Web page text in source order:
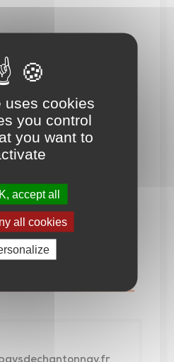
à 12H
uses cookies
you control
you want to
accept all
all cookies